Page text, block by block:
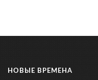
НОВЫЕ ВРЕМЕНА